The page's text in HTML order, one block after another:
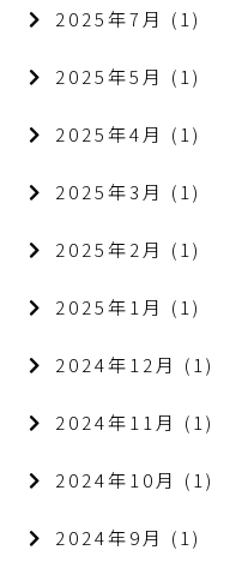
2025年7月 (1)
2025年5月 (1)
2025年4月 (1)
2025年3月 (1)
2025年2月 (1)
2025年1月 (1)
2024年12月 (1)
2024年11月 (1)
2024年10月 (1)
2024年9月 (1)